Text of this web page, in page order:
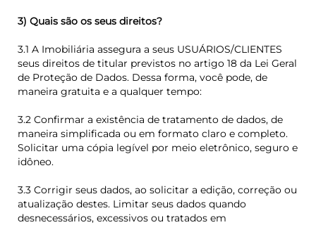
3) Quais são os seus direitos?
3.1 A Imobiliária assegura a seus USUÁRIOS/CLIENTES
seus direitos de titular previstos no artigo 18 da Lei Geral
de Proteção de Dados. Dessa forma, você pode, de
maneira gratuita e a qualquer tempo:
3.2 Confirmar a existência de tratamento de dados, de
maneira simplificada ou em formato claro e completo.
Solicitar uma cópia legível por meio eletrônico, seguro e
idôneo.
3.3 Corrigir seus dados, ao solicitar a edição, correção ou
atualização destes. Limitar seus dados quando
desnecessários, excessivos ou tratados em